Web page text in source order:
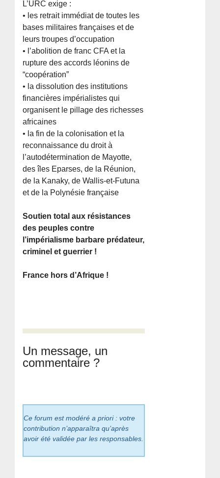
L’URC exige :
• les retrait immédiat de toutes les
bases militaires françaises et de
leurs troupes d’occupation
• l’abolition de franc CFA et la
rupture des accords léonins de
“coopération”
• la dissolution des institutions
financières impérialistes qui
organisent le pillage des richesses
africaines
• la fin de la colonisation et la
reconnaissance du droit à
l’autodétermination de Mayotte,
des îles Eparses, de la Réunion,
de la Kanaky, de Wallis-et-Futuna
et de la Polynésie française
Soutien total aux résistances
des peuples contre
l’impérialisme barbare prédateur,
criminel et guerrier !
France hors d’Afrique !
Un message, un
commentaire ?
Ce forum est modéré a priori : votre
contribution n’apparaîtra qu’après
avoir été validée par les responsables.